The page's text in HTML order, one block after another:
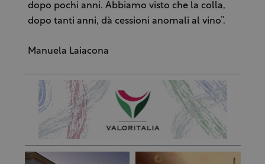
dopo pochi anni. Abbiamo visto che la colla,
dopo tanti anni, dà cessioni anomali al vino”.
Manuela Laiacona